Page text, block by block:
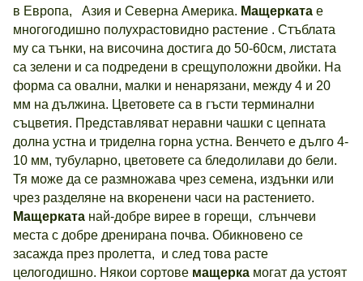
в Европа, Азия и Северна Америка. Мащерката е
многогодишно полухрастовидно растение . Стъблата
му са тънки, на височина достига до 50-60см, листата
са зелени и са подредени в срещуположни двойки. На
форма са овални, малки и ненарязани, между 4 и 20
мм на дължина. Цветовете са в гъсти терминални
съцветия. Представляват неравни чашки с цепната
долна устна и триделна горна устна. Венчето е дълго 4-
10 мм, тубуларно, цветовете са бледолилави до бели.
Тя може да се размножава чрез семена, издънки или
чрез разделяне на вкоренени часи на растението.
Мащерката най-добре вирее в горещи, слънчеви
места с добре дренирана почва. Обикновено се
засажда през пролетта, и след това расте
целогодишно. Някои сортове мащерка могат да устоят